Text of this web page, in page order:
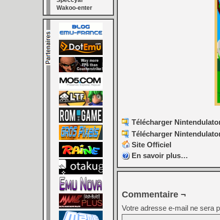
Wakoo-enter
Télécharger
Télécharger
Site Officiel
En savoir plus…
Commentaire ¬
Votre adresse e-mail ne sera